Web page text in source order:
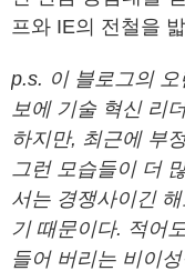
프와 IE의 전철을
p.s. 이 블로그의
보에 기술 혁신 리
하지만, 최근에 부
그런 모습들이 더
서는 경쟁사이긴
기 때문이다. 적어
들어 버리는 비이